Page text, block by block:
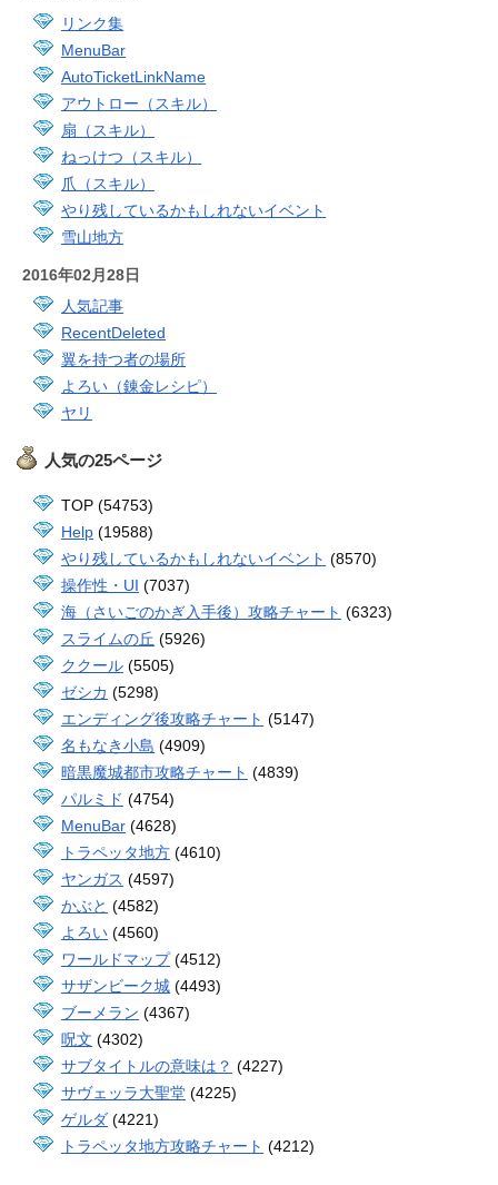
リンク集
MenuBar
AutoTicketLinkName
アウトロー（スキル）
扇（スキル）
ねっけつ（スキル）
爪（スキル）
やり残しているかもしれないイベント
雪山地方
2016年02月28日
人気記事
RecentDeleted
翼を持つ者の場所
よろい（錬金レシピ）
ヤリ
人気の25ページ
TOP (54753)
Help (19588)
やり残しているかもしれないイベント (8570)
操作性・UI (7037)
海（さいごのかぎ入手後）攻略チャート (6323)
スライムの丘 (5926)
ククール (5505)
ゼシカ (5298)
エンディング後攻略チャート (5147)
名もなき小島 (4909)
暗黒魔城都市攻略チャート (4839)
パルミド (4754)
MenuBar (4628)
トラペッタ地方 (4610)
ヤンガス (4597)
かぶと (4582)
よろい (4560)
ワールドマップ(4512)
サザンビーク城 (4493)
ブーメラン (4367)
呪文 (4302)
サブタイトルの意味は？ (4227)
サヴェッラ大聖堂 (4225)
ゲルダ (4221)
トラペッタ地方攻略チャート (4212)